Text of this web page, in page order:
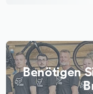
Benötigen